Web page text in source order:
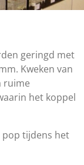
geringd met
Kweken van
ruime
het koppel
tijdens het